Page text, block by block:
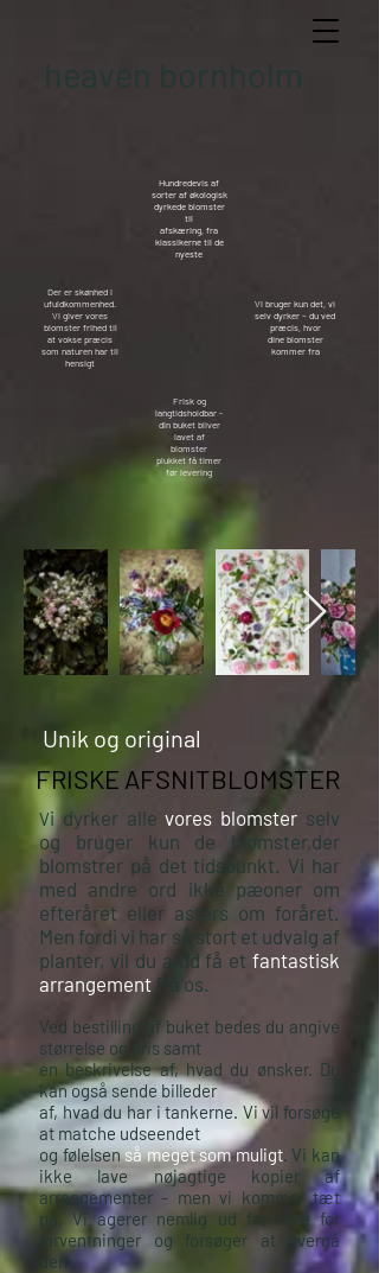
heaven bornholm
Hundredevis af
sorter af økologisk
dyrkede blomster
til
afskæring, fra
klassikerne til de
nyeste
Der er skønhed i
ufuldkommenhed.
Vi giver vores
blomster frihed til
at vokse præcis
som naturen har til
hensigt
Frisk og
langtidsholdbar -
din buket bliver
lavet af
blomster
plukket få timer
før levering
Vi bruger kun det, vi
selv dyrker – du ved
præcis, hvor
dine blomster
kommer fra
Unik og original
FRISKE AFSNITBLOMSTER
Vi dyrker allevores blomster selv
og bruger kun de blomster,der
blomstrer på det tidspunkt. Vi har
med andre ord ikke pæoner om
efteråret eller asters om foråret.
Men fordi vi har så stort et udvalg af
planter, vil du altid få et fantastisk
arrangementfra os.
Ved bestilling af buket bedes du angive
størrelse og pris samt
en beskrivelse af, hvad du ønsker. Du
kan også sende billeder
af, hvad du har i tankerne. Vi vil forsøge
at matche udseendet
og følelsenså meget som muligt. Vi kan
ikke lave nøjagtige kopier af
arrangementer - men vi kommer tæt
på. Vi agerer nemlig ud fra dine for
forventninger og forsøger at overgå
dem.